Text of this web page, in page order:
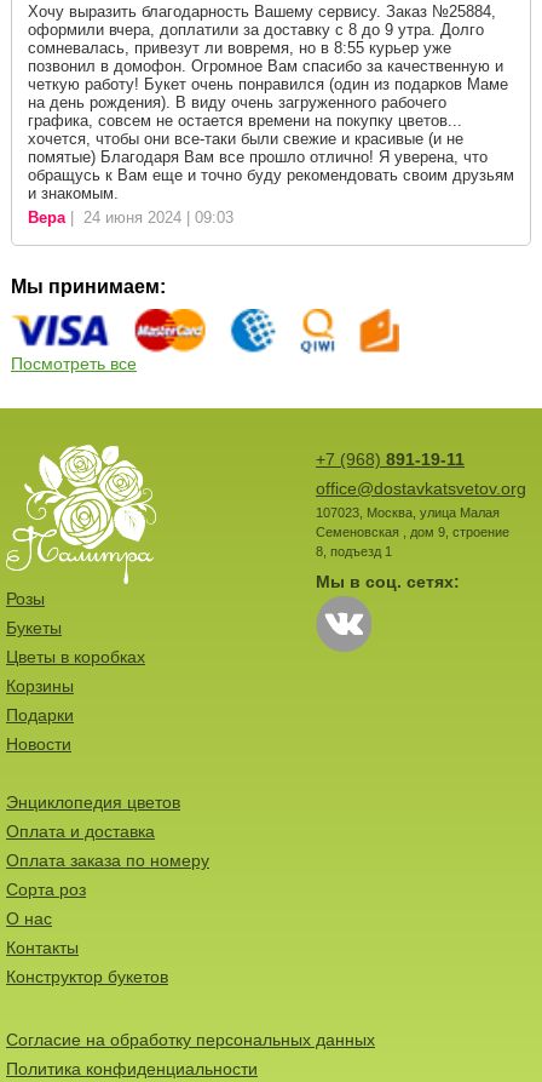
Хочу выразить благодарность Вашему сервису. Заказ №25884,
оформили вчера, доплатили за доставку с 8 до 9 утра. Долго
сомневалась, привезут ли вовремя, но в 8:55 курьер уже
позвонил в домофон. Огромное Вам спасибо за качественную и
четкую работу! Букет очень понравился (один из подарков Маме
на день рождения). В виду очень загруженного рабочего
графика, совсем не остается времени на покупку цветов...
хочется, чтобы они все-таки были свежие и красивые (и не
помятые) Благодаря Вам все прошло отлично! Я уверена, что
обращусь к Вам еще и точно буду рекомендовать своим друзьям
и знакомым.
Вера| 24 июня 2024 | 09:03
Мы принимаем:
Посмотреть все
+7 (968) 891-19-11
office@dostavkatsvetov.org
107023, Москва, улица Малая
Семеновская , дом 9, строение
8, подъезд 1
Мы в соц. сетях:
Розы
Букеты
Цветы в коробках
Корзины
Подарки
Новости
Энциклопедия цветов
Оплата и доставка
Оплата заказа по номеру
Сорта роз
О нас
Контакты
Конструктор букетов
Согласие на обработку персональных данных
Политика конфиденциальности